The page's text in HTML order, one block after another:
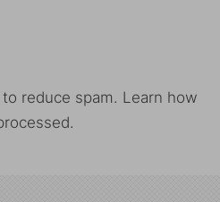
reduce spam. Learn how